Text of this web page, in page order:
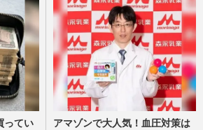
性PRIME 2025/8/19
ってい
アマゾンで大人気！血圧対策は